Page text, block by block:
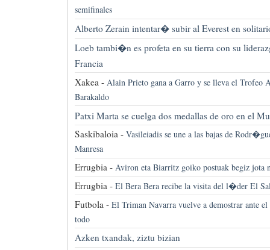
semifinales
Alberto Zerain intentar� subir al Everest en
Loeb tambi�n es profeta en su tierra con su
Francia
Xakea - Alain Prieto gana a Garro y se lleva el Trofeo
Barakaldo
Patxi Marta se cuelga dos medallas de oro en el
Saskibaloia - Vasileiadis se une a las bajas de
Manresa
Errugbia - Aviron eta Biarritz goiko postuak begiz jota
Errugbia - El Bera Bera recibe la visita del l�der El
Futbola - El Triman Navarra vuelve a demostrar ante
todo
Azken txandak, ziztu bizian